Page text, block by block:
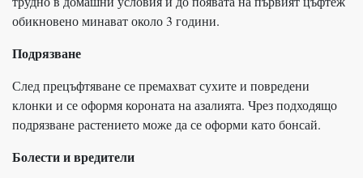
обикновено минават около 3 години.
Подрязване
След прецъфтяване се премахват сухите и повредени
клонки и се оформя короната на азалията. Чрез подходящо
подрязване растението може да се оформи като бонсай.
Болести и вредители